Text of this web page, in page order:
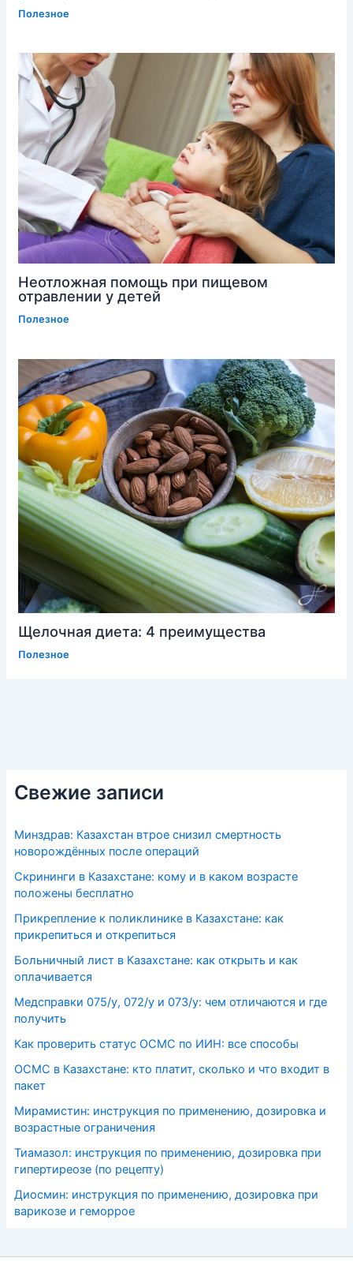
Полезное
Неотложная помощь при пищевом
отравлении у детей
Полезное
Щелочная диета: 4 преимущества
Полезное
Свежие записи
Минздрав: Казахстан втрое снизил смертность
новорождённых после операций
Скрининги в Казахстане: кому и в каком возрасте
положены бесплатно
Прикрепление к поликлинике в Казахстане: как
прикрепиться и открепиться
Больничный лист в Казахстане: как открыть и как
оплачивается
Медсправки 075/у, 072/у и 073/у: чем отличаются и где
получить
Как проверить статус ОСМС по ИИН: все способы
ОСМС в Казахстане: кто платит, сколько и что входит в
пакет
Мирамистин: инструкция по применению, дозировка и
возрастные ограничения
Тиамазол: инструкция по применению, дозировка при
гипертиреозе (по рецепту)
Диосмин: инструкция по применению, дозировка при
варикозе и геморрое